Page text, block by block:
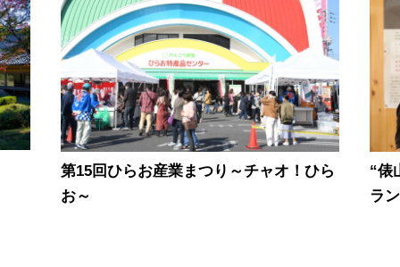
第15回ひらお産業まつり～チャオ！ひら
お～
“俵
ラ